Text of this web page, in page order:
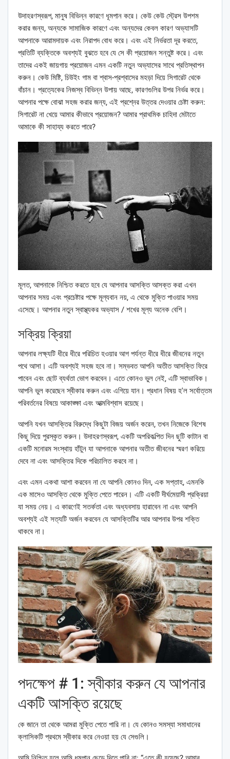
উদাহরণস্বরূপ, মানুষ বিভিন্ন কারণে ধূমপান করে। কেউ কেউ স্ট্রেস উপশম
করার জন্য, অন্যকে সামাজিক কারণে এবং অন্যদের কেবল কারণ অভ্যাসটি
আপনাকে আরামদায়ক এবং নিরাপদ বোধ করে। এবং এই নির্ভরতা দূর করতে,
প্রতিটি ব্যক্তিকে অবশ্যই বুঝতে হবে যে সে কী প্রয়োজন সন্তুষ্ট করে। এবং
তাদের একই জায়গায় প্রয়োজন এমন একটি নতুন অভ্যাসের সাথে প্রতিস্থাপন
করুন। কেউ মিষ্টি, চিউইং গাম বা শ্বাস-প্রশ্বাসের মহড়া দিয়ে সিগারেট থেকে
বাঁচান। প্রত্যেকের নিজস্ব বিভিন্ন উপায় আছে, কারণগুলির উপর নির্ভর করে।
আপনার পক্ষে বোঝা সহজ করার জন্য, এই প্রশ্নের উত্তর দেওয়ার চেষ্টা করুন:
সিগারেট না খেয়ে আমার কীভাবে প্রয়োজন? আমার প্রাথমিক চাহিদা মেটাতে
আমাকে কী সাহায্য করতে পারে?
মূলত, আপনাকে নিশ্চিত করতে হবে যে আপনার আসক্তি আসক্ত করা এখন
আপনার সময় এবং প্রচেষ্টার পক্ষে মূল্যবান নয়, এ থেকে মুক্তি পাওয়ার সময়
এসেছে। আপনার নতুন স্বাস্থ্যকর অভ্যাস / শখের মূল্য অনেক বেশি।
সক্রিয় ক্রিয়া
আপনার লক্ষ্যটি ধীরে ধীরে পরিচিত হওয়ার আগ পর্যন্ত ধীরে ধীরে জীবনের নতুন
পথে আসা। এটি অবশ্যই সহজ হবে না। সম্ভবত আপনি অতীত আসক্তি ফিরে
পাবেন এবং ছোট ব্যর্থতা ভোগ করবেন। এতে কোনও ভুল নেই, এটি স্বাভাবিক।
আপনি ভুল করেছেন স্বীকার করুন এবং এগিয়ে যান। প্রধান বিষয় হ'ল সর্বোত্তম
পরিবর্তনের বিষয়ে আকাঙ্ক্ষা এবং আত্মবিশ্বাস রয়েছে।
আপনি যখন আসক্তির বিরুদ্ধে কিছুটা বিজয় অর্জন করেন, তখন নিজেকে বিশেষ
কিছু দিয়ে পুরস্কৃত করুন। উদাহরণস্বরূপ, একটি অপরিকল্পিত দিন ছুটি কাটান বা
একটি মনোরম সংস্থায় হাঁটুন যা আপনাকে আপনার অতীত জীবনের স্মরণ করিয়ে
দেবে না এবং আসক্তির দিকে পরিচালিত করবে না।
এবং এমন একথা আশা করবেন না যে আপনি কোনও দিন, এক সপ্তাহ, এমনকি
এক মাসেও আসক্তি থেকে মুক্তি পেতে পারেন। এটি একটি দীর্ঘমেয়াদী প্রক্রিয়া
যা সময় নেয়। এ কারণেই সতর্কতা এবং অধ্যবসায় হারাবেন না এবং আপনি
অবশ্যই এই সত্যটি অর্জন করবেন যে আসক্তিটির আর আপনার উপর শক্তি
থাকবে না।
পদক্ষেপ # 1: স্বীকার করুন যে আপনার
একটি আসক্তি রয়েছে
কে জানে তা থেকে আমরা মুক্তি পেতে পারি না। যে কোনও সমস্যা সমাধানের
ক্লাসিকটি প্রথমে স্বীকার করে নেওয়া হয় যে সেগুলি।